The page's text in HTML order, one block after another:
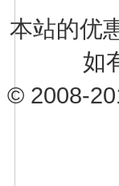
本站的优
如
© 2008-